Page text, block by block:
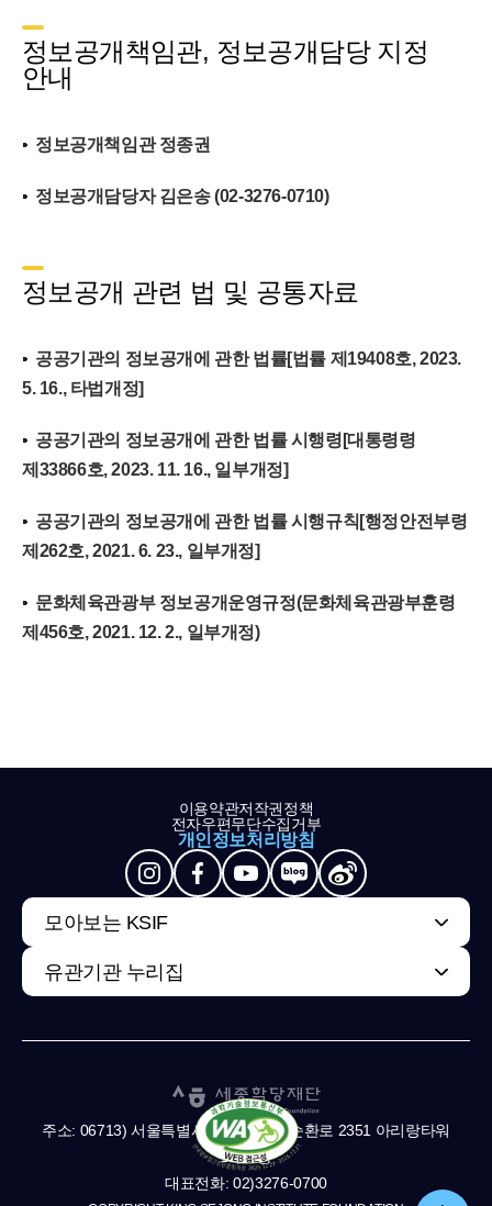
정보공개책임관, 정보공개담당 지정
안내
정보공개책임관 정종권
정보공개담당자 김은송 (02-3276-0710)
정보공개 관련 법 및 공통자료
공공기관의 정보공개에 관한 법률[법률 제19408호, 2023.
5. 16., 타법개정]
공공기관의 정보공개에 관한 법률 시행령[대통령령
제33866호, 2023. 11. 16., 일부개정]
공공기관의 정보공개에 관한 법률 시행규칙[행정안전부령
제262호, 2021. 6. 23., 일부개정]
문화체육관광부 정보공개운영규정(문화체육관광부훈령
제456호, 2021. 12. 2., 일부개정)
이용약관저작권정책
전자우편무단수집거부
개인정보처리방침
모아보는 KSIF
유관기관 누리집
주소: 06713) 서울특별시 서초구 남부순환로 2351 아리랑타워
11,13층
대표전화: 02)3276-0700